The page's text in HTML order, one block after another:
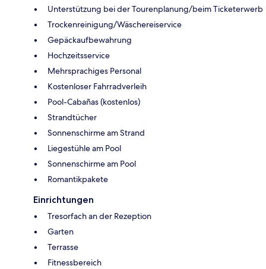
Unterstützung bei der Tourenplanung/beim Ticketerwerb
Trockenreinigung/Wäschereiservice
Gepäckaufbewahrung
Hochzeitsservice
Mehrsprachiges Personal
Kostenloser Fahrradverleih
Pool-Cabañas (kostenlos)
Strandtücher
Sonnenschirme am Strand
Liegestühle am Pool
Sonnenschirme am Pool
Romantikpakete
Einrichtungen
Tresorfach an der Rezeption
Garten
Terrasse
Fitnessbereich